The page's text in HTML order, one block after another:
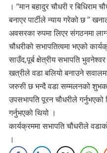
। ‘‘मान बहादुर चौधरी र
बनाएर पार्टीले न्याय गरेको छ ’’
अवसरका रुपमा लिएर संगठनमा
चौधरीको सभापतित्वमा भएको
साउँद,पूर्ब क्षेत्रीय सभापति
खत्रीले वडा बलियो बनाउने
जरुरुी छ भन्दै वडा सम्मलनको
उपसभापति पूरन चौधरीले
गर्नुभएको थियो ।
कार्यक्रममा सभापति चौधरीले
।